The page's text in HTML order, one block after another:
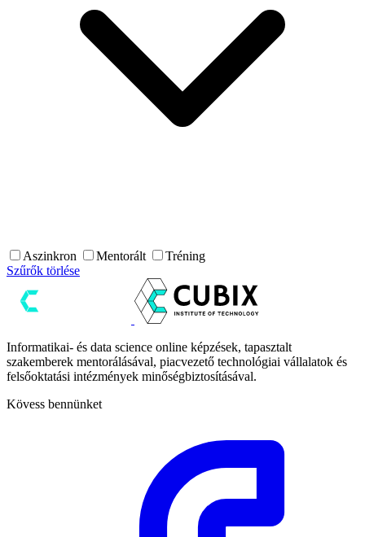
Aszinkron Mentorált
Tréning
Szűrők törlése
Informatikai- és data science online képzések, tapasztalt
szakemberek mentorálásával, piacvezető technológiai vállalatok és
felsőoktatási intézmények minőségbiztosításával.
Kövess bennünket